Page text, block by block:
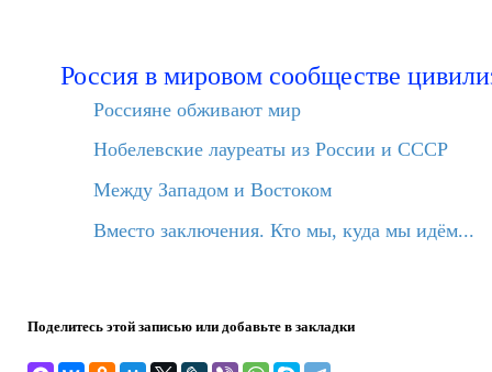
Россия в мировом сообществе
Россияне обживают мир
Нобелевские лауреаты из России и СССР
Между Западом и Востоком
Вместо заключения. Кто мы, куда мы идём...
Поделитесь этой записью или добавьте в закладки